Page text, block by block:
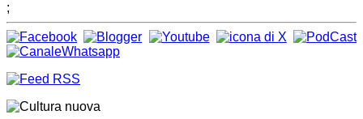
;